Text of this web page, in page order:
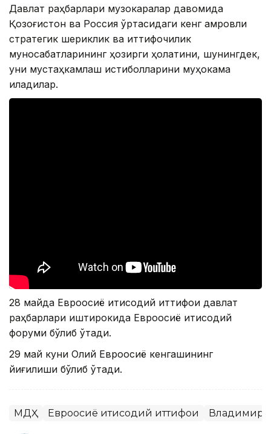
Давлат раҳбарлари музокаралар давомида
Қозоғистон ва Россия ўртасидаги кенг қамровли
стратегик шериклик ва иттифоқчилик
муносабатларининг ҳозирги ҳолатини, шунингдек,
уни мустаҳкамлаш истиқболларини муҳокама
қиладилар.
28 майда Евроосиё иқтисодий иттифоқи давлат
раҳбарлари иштирокида Евроосиё иқтисодий
форуми бўлиб ўтади.
29 май куни Олий Евроосиё кенгашининг
йиғилиши бўлиб ўтади.
МДҲ Евроосиё иқтисодий иттифоқи Владимир